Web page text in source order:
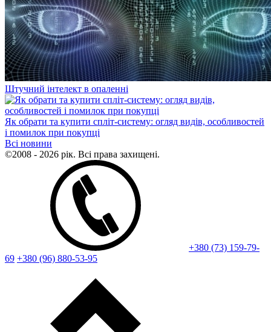
Штучний інтелект в опаленні
Як обрати та купити спліт-систему: огляд видів, особливостей
і помилок при покупці
Всі новини
©2008 - 2026 рік. Всі права захищені.
+380 (73) 159-79-
69 +380 (96) 880-53-95